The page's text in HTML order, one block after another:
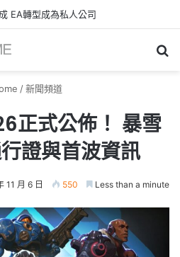
轉世之獸 》 遊戲今日正式發售！
/新聞頻道
正式公佈！ 暴雪
證與首波資訊
11 月 6 日 550 Less than a minute